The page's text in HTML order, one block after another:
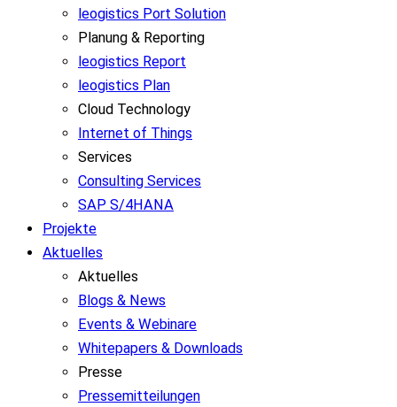
leogistics Port Solution
Planung & Reporting
leogistics Report
leogistics Plan
Cloud Technology
Internet of Things
Services
Consulting Services
SAP S/4HANA
Projekte
Aktuelles
Aktuelles
Blogs & News
Events & Webinare
Whitepapers & Downloads
Presse
Pressemitteilungen